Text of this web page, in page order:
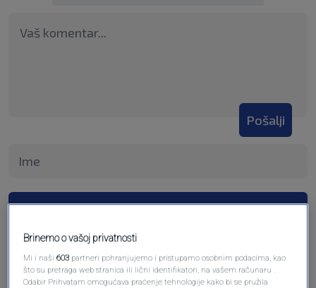
Pošalji
Pošalji komentar
Brinemo o vašoj privatnosti
Mi i naši603 partneri pohranjujemo i pristupamo osobnim podacima, kao
što su pretraga web stranica ili lični identifikatori, na vašem računaru .
Odabir Prihvatam omogućava praćenje tehnologije kako bi se pružila